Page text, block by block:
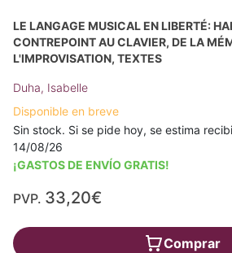
LE LANGAGE MUSICAL EN LIBERTÉ:
CONTREPOINT AU CLAVIER, DE LA
L'IMPROVISATION, TEXTES
Duha, Isabelle
Disponible en breve
Sin stock. Si se pide hoy, se estima
14/08/26
¡GASTOS DE ENVÍO GRATIS!
PVP. 33,20€
Comprar